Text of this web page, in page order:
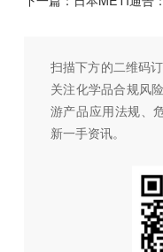
扫描下方的二维码
关注化学品合规风
游产品应用法规、
新一手资讯。